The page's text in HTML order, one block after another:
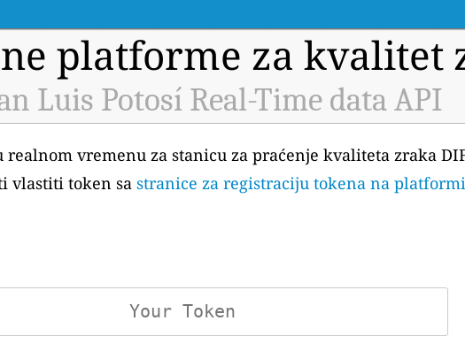
platforme za kvalitet
Luis Potosí Real-Time data API
vremenu za stanicu za praćenje kvaliteta zraka
vlastiti token sa stranice za registraciju tokena na